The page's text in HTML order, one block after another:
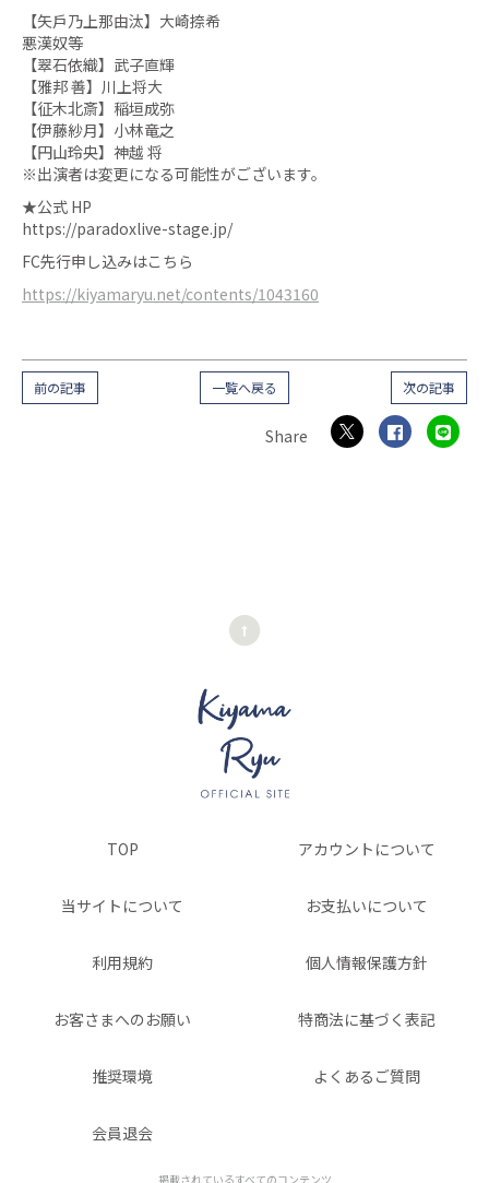
【矢戶乃上那由汰】大崎捺希
悪漢奴等
【翠石依織】武子直輝
【雅邦 善】川上将大
【征木北斎】稲垣成弥
【伊藤紗月】小林⻯之
【円山玲央】神越 将
※出演者は変更になる可能性がございます。
★公式 HP
https://paradoxlive-stage.jp/
FC先行申し込みはこちら
https://kiyamaryu.net/contents/1043160
次の記事
一覧へ戻る
前の記事
TOP アカウントについて
当サイトについて お支払いについて
利用規約 個人情報保護方針
お客さまへのお願い 特商法に基づく表記
推奨環境 よくあるご質問
会員退会
掲載されているすべてのコンテンツ